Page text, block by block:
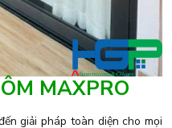
MAXPRO
giải pháp toàn diện cho mọi